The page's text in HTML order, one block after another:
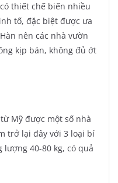
thiết chế biến nhiều
tố, đặc biệt được ưa
nên các nhà vườn
kịp bán, không đủ ớt
Mỹ được một số nhà
trở lại đây với 3 loại bí
40-80 kg, có quả